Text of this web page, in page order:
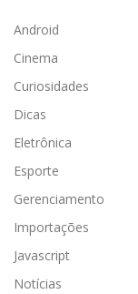
Android
Cinema
Curiosidades
Dicas
Eletrônica
Esporte
Gerenciamento
Importações
Javascript
Notícias